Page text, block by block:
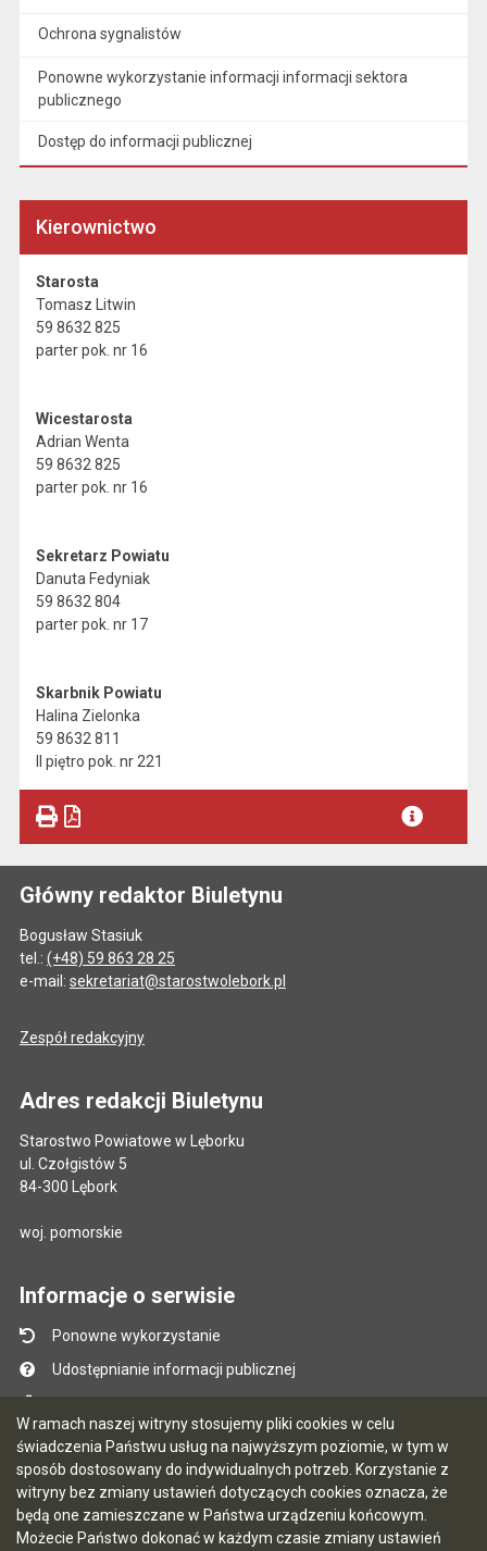
W ramach naszej witryny stosujemy pliki cookies w celu
świadczenia Państwu usług na najwyższym poziomie, w tym w
sposób dostosowany do indywidualnych potrzeb. Korzystanie z
witryny bez zmiany ustawień dotyczących cookies oznacza, że
będą one zamieszczane w Państwa urządzeniu końcowym.
Możecie Państwo dokonać w każdym czasie zmiany ustawień
Ochrona sygnalistów
Ponowne wykorzystanie informacji informacji sektora
publicznego
Dostęp do informacji publicznej
Kierownictwo
Starosta
Tomasz Litwin
59 8632 825
parter pok. nr 16
Wicestarosta
Adrian Wenta
59 8632 825
parter pok. nr 16
Sekretarz Powiatu
Danuta Fedyniak
59 8632 804
parter pok. nr 17
Skarbnik Powiatu
Halina Zielonka
59 8632 811
II piętro pok. nr 221
Główny redaktor Biuletynu
Bogusław Stasiuk
tel.: (+48) 59 863 28 25
e-mail: sekretariat@starostwolebork.pl
Zespół redakcyjny
Adres redakcji Biuletynu
Starostwo Powiatowe w Lęborku
ul. Czołgistów 5
84-300 Lębork
woj. pomorskie
Informacje o serwisie
Ponowne wykorzystanie
Udostępnianie informacji publicznej
Instrukcja obsługi
Statystyki oglądalności
Ostatnio dodane
Ostatnia aktualizacja BIP: 07.08.2026 12:51